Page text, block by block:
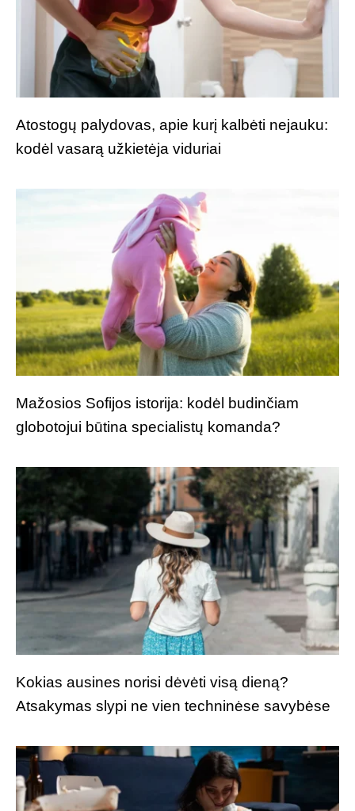
Atostogų palydovas, apie kurį kalbėti nejauku:
kodėl vasarą užkietėja viduriai
Mažosios Sofijos istorija: kodėl budinčiam
globotojui būtina specialistų komanda?
Kokias ausines norisi dėvėti visą dieną?
Atsakymas slypi ne vien techninėse savybėse